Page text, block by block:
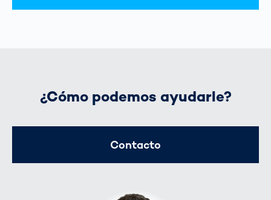
¿Cómo podemos ayudarle?
Contacto